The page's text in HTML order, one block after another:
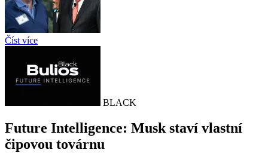
Číst více
BLACK
Future Intelligence: Musk staví vlastní
čipovou továrnu